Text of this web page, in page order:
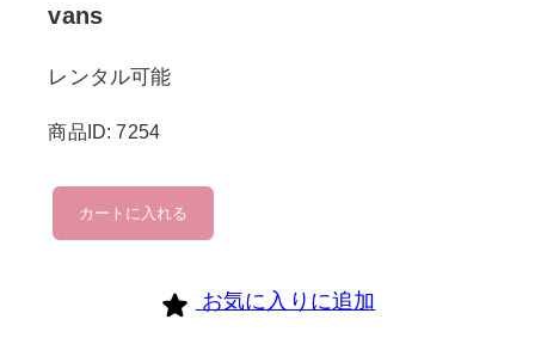
vans
レンタル可能
商品ID: 7254
vans
個
カートに入れる
お気に入りに追加